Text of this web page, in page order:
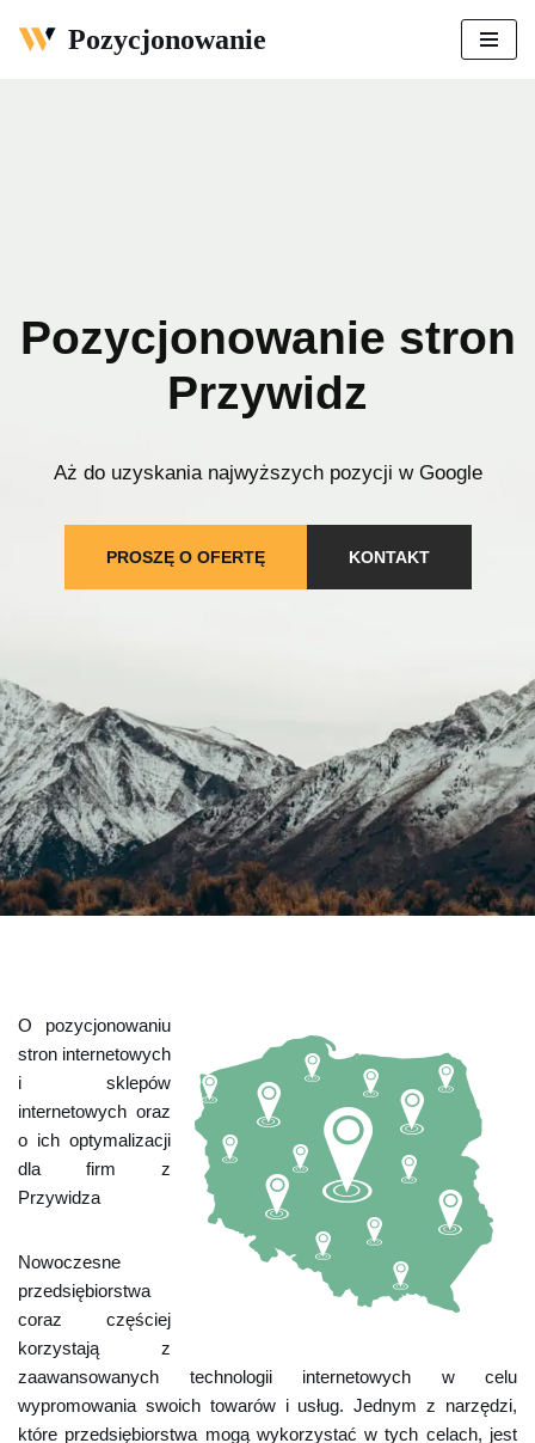
Pozycjonowanie
Pozycjonowanie stron
Przywidz
Aż do uzyskania najwyższych pozycji w Google
PROSZĘ O OFERTĘ KONTAKT
O pozycjonowaniu
stron internetowych
i sklepów
internetowych oraz
o ich optymalizacji
dla firm z
Przywidza
Nowoczesne
przedsiębiorstwa
coraz częściej
korzystają z
zaawansowanych technologii internetowych w celu
wypromowania swoich towarów i usług. Jednym z narzędzi,
które przedsiębiorstwa mogą wykorzystać w tych celach, jest